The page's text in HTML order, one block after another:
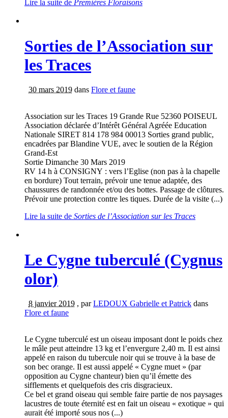
Lire la suite de Premières Floraisons
Sorties de l’Association sur
les Traces
30 mars 2019 dans Flore et faune
Association sur les Traces 19 Grande Rue 52360 POISEUL
Association déclarée d’Intérêt Général Agréée Education
Nationale SIRET 814 178 984 00013 Sorties grand public,
encadrées par Blandine VUE, avec le soutien de la Région
Grand-Est
Sortie Dimanche 30 Mars 2019
RV 14 h à CONSIGNY : vers l’Eglise (non pas à la chapelle
en bordure) Tout terrain, prévoir une tenue adaptée, des
chaussures de randonnée et/ou des bottes. Passage de clôtures.
Prévoir une protection contre les tiques. Durée de la visite (...)
Lire la suite de Sorties de l’Association sur les Traces
Le Cygne tuberculé (Cygnus
olor)
8 janvier 2019 , parLEDOUX Gabrielle et Patrick dans
Flore et faune
Le Cygne tuberculé est un oiseau imposant dont le poids chez
le mâle peut atteindre 13 kg et l’envergure 2,40 m. Il est ainsi
appelé en raison du tubercule noir qui se trouve à la base de
son bec orange. Il est aussi appelé « Cygne muet » (par
opposition au Cygne chanteur) bien qu’il émette des
sifflements et quelquefois des cris disgracieux.
Ce bel et grand oiseau qui semble faire partie de nos paysages
lacustres de toute éternité est en fait un oiseau « exotique » qui
aurait été importé sous nos (...)